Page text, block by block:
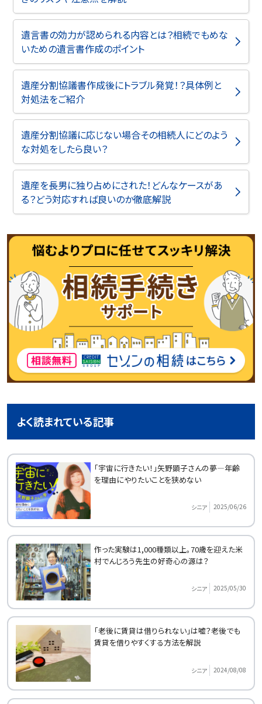
遺言書の効力が認められる内容とは？相続でもめな
いための遺言書作成のポイント
遺産分割協議書作成後にトラブル発覚！？具体例と
対処法をご紹介
遺産分割協議に応じない場合その相続人にどのよう
な対処をしたら良い？
遺産を長男に独り占めにされた！どんなケースがあ
る？どう対応すれば良いのか徹底解説
よく読まれている記事
「宇宙に行きたい！」矢野顕子さんの夢―年齢
を理由にやりたいことを狭めない
シニア 2025/06/26
作った実験は1,000種類以上。70歳を迎えた米
村でんじろう先生の好奇心の源は？
シニア 2025/05/30
「老後に賃貸は借りられない」は嘘？老後でも
賃貸を借りやすくする方法を解説
シニア 2024/08/08